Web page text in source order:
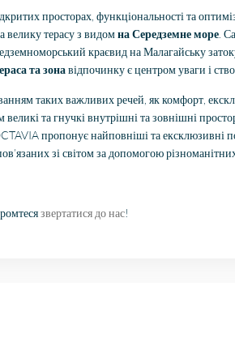
просторах, функціональності та
велику терасу з видомна Середземне море .
краєвид на Малагайську
та зонавідпочинку є центром уваги і
таких важливих речей, як комфорт,
та гнучкі внутрішні та зовнішні
пропонує найповніші та ексклюзивні
зі світом за допомогою різноманітних
звертатися до нас!